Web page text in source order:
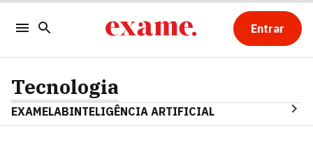
Entrar
Tecnologia
EXAMELABINTELIGÊNCIA ARTIFICIAL